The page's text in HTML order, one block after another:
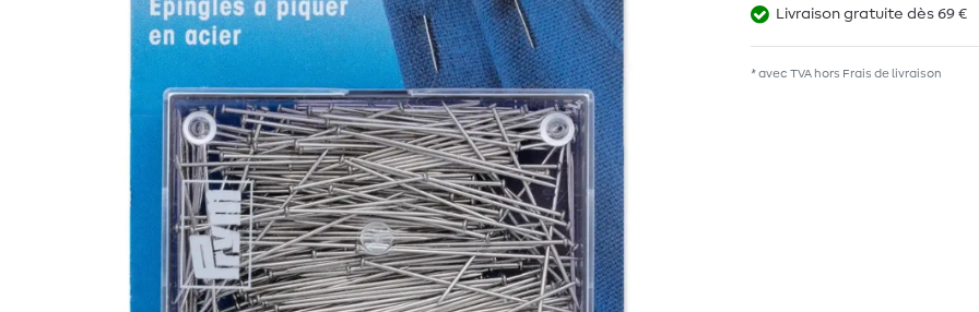
Livraison gratuite dès 69 €
* avec TVA hors Frais de livraison